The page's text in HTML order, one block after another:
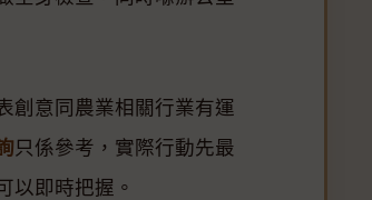
創意同農業相關行業有運
只係參考，實際行動先最
以即時把握。